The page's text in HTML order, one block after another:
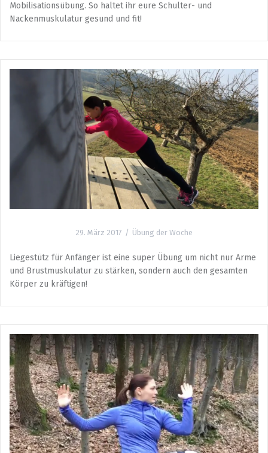
Mobilisationsübung. So haltet ihr eure Schulter- und
Nackenmuskulatur gesund und fit!
29. März 2017 Übung der Woche
Liegestütz für Anfänger ist eine super Übung um nicht nur Arme
und Brustmuskulatur zu stärken, sondern auch den gesamten
Körper zu kräftigen!